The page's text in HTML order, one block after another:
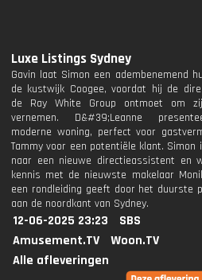
Luxe Listings Sydney
Gavin laat Simon een adembenemend
de kustwijk Coogee, voordat hij de
de Ray White Group ontmoet om
vernemen. D&#39;Leanne
moderne woning, perfect voor
Tammy voor een potentiële klant. Simon
naar een nieuwe directieassistent en
kennis met de nieuwste makelaar
een rondleiding geeft door het duurste
aan de noordkant van Sydney.
12-06-2025 23:23
SBS
Amusement.TV
Woon.TV
Alle afleveringen